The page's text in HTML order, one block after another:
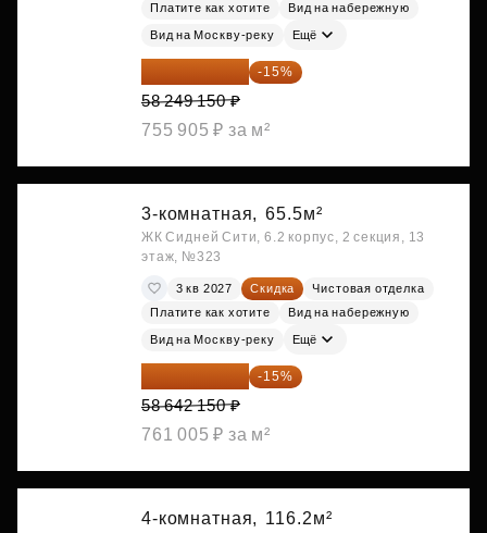
Платите как хотите
Вид на набережную
Вид на Москву-реку Ещё
49 511 778 ₽ -15%
58 249 150 ₽
755 905 ₽ за м²
3-комнатная, 65.5м²
ЖК Сидней Сити, 6.2 корпус, 2 секция, 13
этаж, №323
3 кв 2027 Скидка
Чистовая отделка
Платите как хотите
Вид на набережную
Вид на Москву-реку Ещё
49 845 828 ₽ -15%
58 642 150 ₽
761 005 ₽ за м²
4-комнатная, 116.2м²